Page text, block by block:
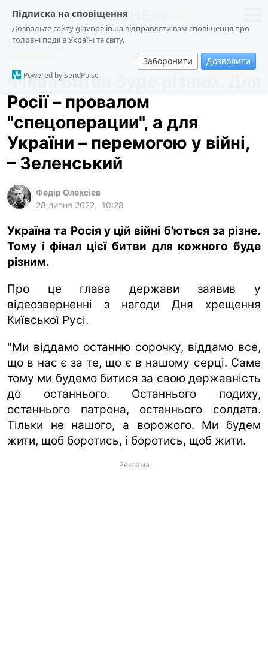
Підписка на сповіщення
Дозвольте сайту glavnoe.in.ua відправляти вам сповіщення про
головні події в Україні та світу.
Заборонити Дозволити
Powered by SendPulse
новини
про проєкт
суспільство
події
кримінал
техно
архів
ua ru
Політика
Фінал битви буде різним. Для
Росії – провалом
"спецоперации", а для
України – перемогою у війні,
– Зеленський
Федір Олексієв
28 липня 2022
10:28
Україна та Росія у цій війні б'ються за різне.
Тому і фінал цієї битви для кожного буде
різним.
Про це глава держави заявив у
відеозверненні з нагоди Дня хрещення
Київської Русі.
"Ми віддамо останню сорочку, віддамо все,
що в нас є за те, що є в нашому серці. Саме
тому ми будемо битися за свою державність
до останнього. Останнього подиху,
останнього патрона, останнього солдата.
Тільки не нашого, а ворожого. Ми будем
жити, щоб боротись, і боротись, щоб жити.
Реклама